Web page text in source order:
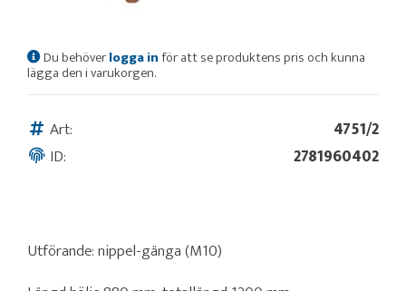
Du behöverlogga inför att se produktens pris och kunna
lägga den i varukorgen.
Art:
4751/2
ID:
2781960402
Utförande: nippel-gänga (M10)